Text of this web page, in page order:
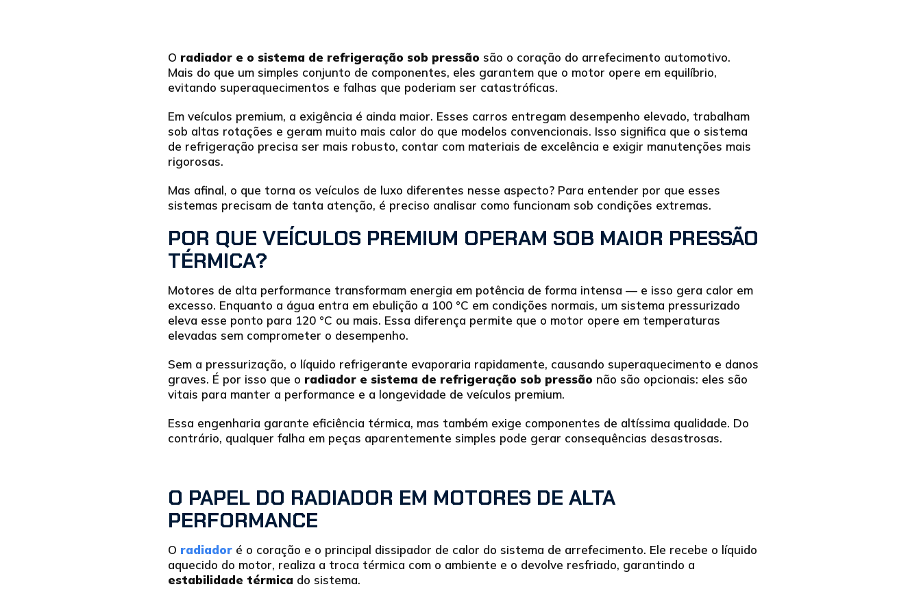
O radiador e o sistema de refrigeração sob pressão são o coração do arrefecimento automotivo.
Mais do que um simples conjunto de componentes, eles garantem que o motor opere em equilíbrio,
evitando superaquecimentos e falhas que poderiam ser catastróficas.
Em veículos premium, a exigência é ainda maior. Esses carros entregam desempenho elevado, trabalham
sob altas rotações e geram muito mais calor do que modelos convencionais. Isso significa que o sistema
de refrigeração precisa ser mais robusto, contar com materiais de excelência e exigir manutenções mais
rigorosas.
Mas afinal, o que torna os veículos de luxo diferentes nesse aspecto? Para entender por que esses
sistemas precisam de tanta atenção, é preciso analisar como funcionam sob condições extremas.
POR QUE VEÍCULOS PREMIUM OPERAM SOB MAIOR PRESSÃO
TÉRMICA?
Motores de alta performance transformam energia em potência de forma intensa — e isso gera calor em
excesso. Enquanto a água entra em ebulição a 100 °C em condições normais, um sistema pressurizado
eleva esse ponto para 120 °C ou mais. Essa diferença permite que o motor opere em temperaturas
elevadas sem comprometer o desempenho.
Sem a pressurização, o líquido refrigerante evaporaria rapidamente, causando superaquecimento e danos
graves. É por isso que o radiador e sistema de refrigeração sob pressão não são opcionais: eles são
vitais para manter a performance e a longevidade de veículos premium.
Essa engenharia garante eficiência térmica, mas também exige componentes de altíssima qualidade. Do
contrário, qualquer falha em peças aparentemente simples pode gerar consequências desastrosas.
O PAPEL DO RADIADOR EM MOTORES DE ALTA
PERFORMANCE
O radiador é o coração e o principal dissipador de calor do sistema de arrefecimento. Ele recebe o líquido
aquecido do motor, realiza a troca térmica com o ambiente e o devolve resfriado, garantindo a
estabilidade térmica do sistema.